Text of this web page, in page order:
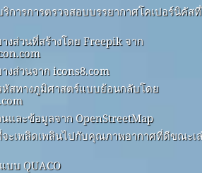
การการตรวจสอบบรรยากาศโคเปอร์นิคัส
งส่วนที่สร้างโดย Freepik จาก
งส่วนจาก icons8.com
หัสทางภูมิศาสตร์แบบย้อนกลับโดย
และข้อมูลจาก OpenStreetMap
ะเพลิดเพลินไปกับคุณภาพอากาศที่ดีขณะเ
บบ QUACO